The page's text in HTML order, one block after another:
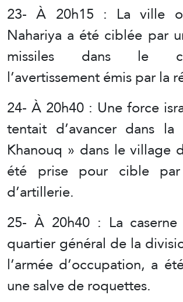
23- À 20h15 : La ville
Nahariya a été ciblée par
missiles dans le
l’avertissement émis par la
24- À 20h40 : Une force
tentait d’avancer dans
Khanouq » dans le village
été prise pour cible
d’artillerie.
25- À 20h40 : La
quartier général de la
l’armée d’occupation, a
une salve de roquettes.